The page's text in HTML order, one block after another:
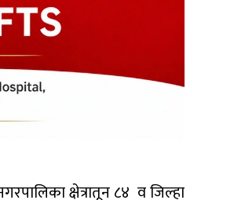
क्षेत्रातून ८४ व जिल्हा